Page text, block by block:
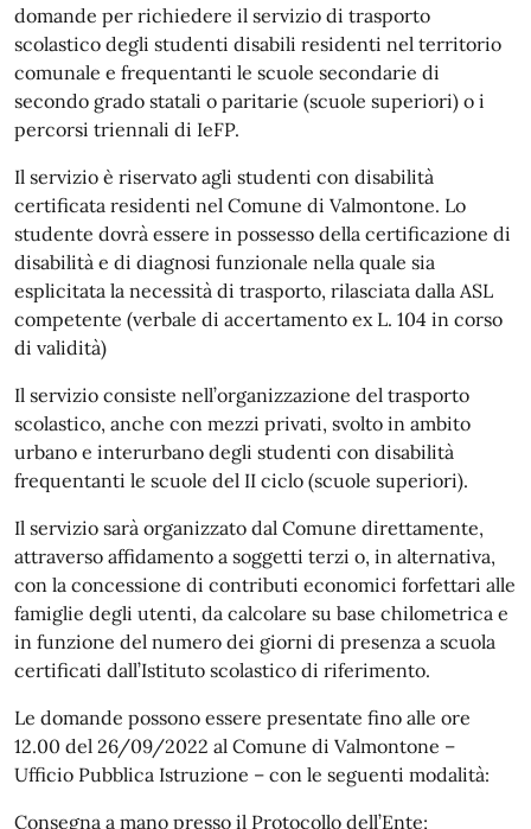
domande per richiedere il servizio di trasporto
scolastico degli studenti disabili residenti nel territorio
comunale e frequentanti le scuole secondarie di
secondo grado statali o paritarie (scuole superiori) o i
percorsi triennali di IeFP.
Il servizio è riservato agli studenti con disabilità
certificata residenti nel Comune di Valmontone. Lo
studente dovrà essere in possesso della certificazione di
disabilità e di diagnosi funzionale nella quale sia
esplicitata la necessità di trasporto, rilasciata dalla ASL
competente (verbale di accertamento ex L. 104 in corso
di validità)
Il servizio consiste nell’organizzazione del trasporto
scolastico, anche con mezzi privati, svolto in ambito
urbano e interurbano degli studenti con disabilità
frequentanti le scuole del II ciclo (scuole superiori).
Il servizio sarà organizzato dal Comune direttamente,
attraverso affidamento a soggetti terzi o, in alternativa,
con la concessione di contributi economici forfettari alle
famiglie degli utenti, da calcolare su base chilometrica e
in funzione del numero dei giorni di presenza a scuola
certificati dall’Istituto scolastico di riferimento.
Le domande possono essere presentate fino alle ore
12.00 del 26/09/2022 al Comune di Valmontone –
Ufficio Pubblica Istruzione – con le seguenti modalità:
Consegna a mano presso il Protocollo dell’Ente;